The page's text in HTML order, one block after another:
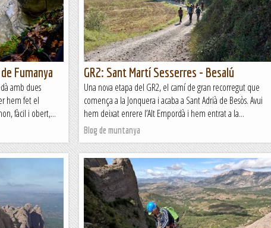
Fumanya
amb dues
hem fet el
fàcil i obert,...
GR2: Sant Martí Sesserres - Besalú
Una nova etapa del GR2, el camí de gran recorregut que
comença a la Jonquera i acaba a Sant Adrià de Besòs. Avui
hem deixat enrere l’Alt Empordà i hem entrat a la...
Blog de muntanya